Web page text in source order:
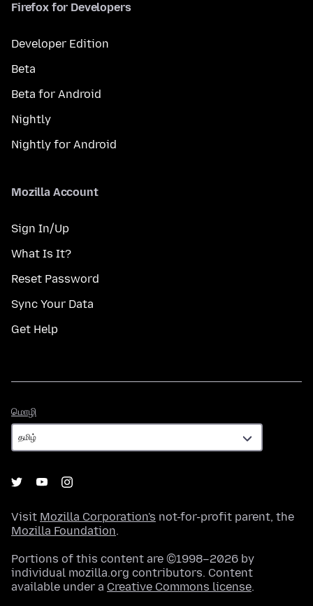
Firefox for Developers
Developer Edition
Beta
Beta for Android
Nightly
Nightly for Android
Mozilla Account
Sign In/Up
What Is It?
Reset Password
Sync Your Data
Get Help
மொழி
Visit Mozilla Corporation's not-for-profit parent, the
Mozilla Foundation.
Portions of this content are ©1998–2026 by
individual mozilla.org contributors. Content
available under a Creative Commons license.